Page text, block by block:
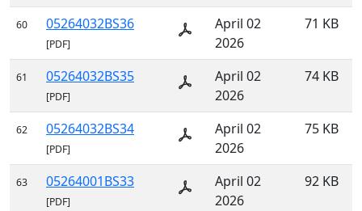
60 05264032BS36
[PDF]
April 02
2026
71 KB
61 05264032BS35
[PDF]
April 02
2026
74 KB
62 05264032BS34
[PDF]
April 02
2026
75 KB
63 05264001BS33
[PDF]
April 02
2026
92 KB